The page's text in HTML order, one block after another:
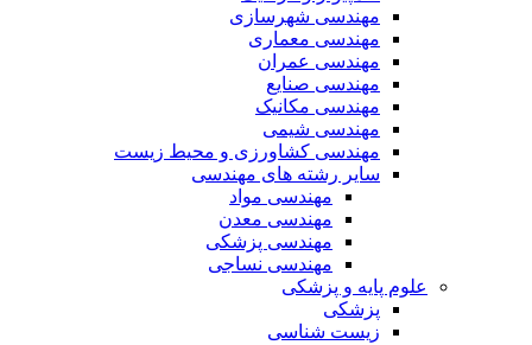
مهندسی شهرسازی
مهندسی معماری
مهندسی عمران
مهندسی صنایع
مهندسی مکانیک
مهندسی شیمی
مهندسی کشاورزی و محیط زیست
سایر رشته های مهندسی
مهندسی مواد
مهندسی معدن
مهندسی پزشکی
مهندسی نساجی
علوم پایه و پزشکی
پزشکی
زیست شناسی